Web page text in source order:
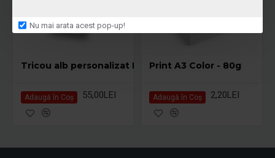
Nu mai arata acest pop-up!
Tricou alb personalizat DTG
Adaugă în Coş 55,00LEI
Print A3 Color - 80g
Adaugă în Coş 2,20LEI